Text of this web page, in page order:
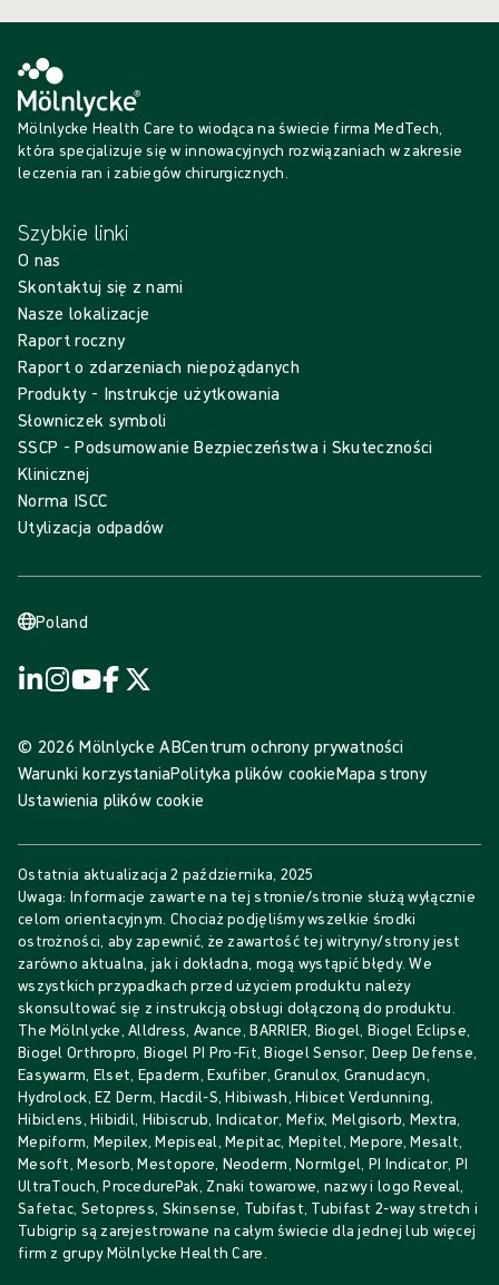
Mölnlycke Health Care to wiodąca na świecie firma MedTech,
która specjalizuje się w innowacyjnych rozwiązaniach w zakresie
leczenia ran i zabiegów chirurgicznych.
Szybkie linki
O nas
Skontaktuj się z nami
Nasze lokalizacje
Raport roczny
Raport o zdarzeniach niepożądanych
Produkty - Instrukcje użytkowania
Słowniczek symboli
SSCP - Podsumowanie Bezpieczeństwa i Skuteczności
Klinicznej
Norma ISCC
Utylizacja odpadów
Poland
© 2026 Mölnlycke ABCentrum ochrony prywatności
Warunki korzystaniaPolityka plików cookieMapa strony
Ustawienia plików cookie
Ostatnia aktualizacja2 października, 2025
Uwaga: Informacje zawarte na tej stronie/stronie służą wyłącznie
celom orientacyjnym. Chociaż podjęliśmy wszelkie środki
ostrożności, aby zapewnić, że zawartość tej witryny/strony jest
zarówno aktualna, jak i dokładna, mogą wystąpić błędy. We
wszystkich przypadkach przed użyciem produktu należy
skonsultować się z instrukcją obsługi dołączoną do produktu.
The Mölnlycke, Alldress, Avance, BARRIER, Biogel, Biogel Eclipse,
Biogel Orthropro, Biogel PI Pro-Fit, Biogel Sensor, Deep Defense,
Easywarm, Elset, Epaderm, Exufiber, Granulox, Granudacyn,
Hydrolock, EZ Derm, Hacdil-S, Hibiwash, Hibicet Verdunning,
Hibiclens, Hibidil, Hibiscrub, Indicator, Mefix, Melgisorb, Mextra,
Mepiform, Mepilex, Mepiseal, Mepitac, Mepitel, Mepore, Mesalt,
Mesoft, Mesorb, Mestopore, Neoderm, Normlgel, PI Indicator, PI
UltraTouch, ProcedurePak, Znaki towarowe, nazwy i logo Reveal,
Safetac, Setopress, Skinsense, Tubifast, Tubifast 2-way stretch i
Tubigrip są zarejestrowane na całym świecie dla jednej lub więcej
firm z grupy Mölnlycke Health Care.